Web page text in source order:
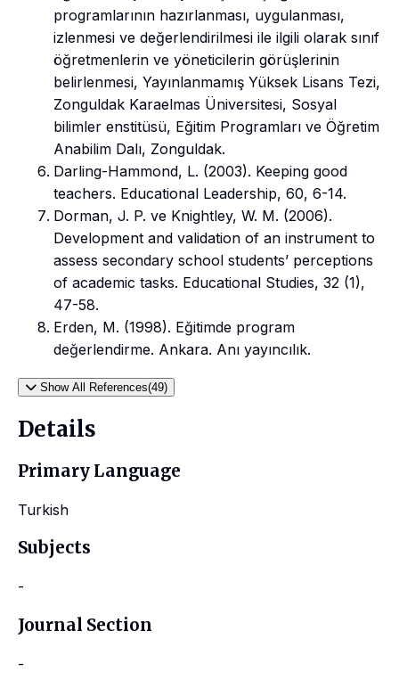
programlarının hazırlanması, uygulanması,
izlenmesi ve değerlendirilmesi ile ilgili olarak sınıf
öğretmenlerin ve yöneticilerin görüşlerinin
belirlenmesi, Yayınlanmamış Yüksek Lisans Tezi,
Zonguldak Karaelmas Üniversitesi, Sosyal
bilimler enstitüsü, Eğitim Programları ve Öğretim
Anabilim Dalı, Zonguldak.
Darling-Hammond, L. (2003). Keeping good
teachers. Educational Leadership, 60, 6-14.
Dorman, J. P. ve Knightley, W. M. (2006).
Development and validation of an instrument to
assess secondary school students’ perceptions
of academic tasks. Educational Studies, 32 (1),
47-58.
Erden, M. (1998). Eğitimde program
değerlendirme. Ankara. Anı yayıncılık.
Show All References(49)
Details
Primary Language
Turkish
Subjects
-
Journal Section
-